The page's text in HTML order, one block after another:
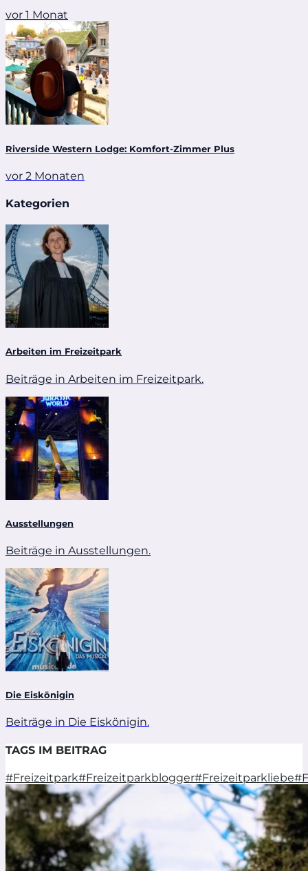
vor 1 Monat
Riverside Western Lodge: Komfort-Zimmer Plus
vor 2 Monaten
Kategorien
Arbeiten im Freizeitpark
Beiträge in Arbeiten im Freizeitpark.
Ausstellungen
Beiträge in Ausstellungen.
Die Eiskönigin
Beiträge in Die Eiskönigin.
TAGS IM BEITRAG
#Freizeitpark#Freizeitparkblogger#Freizeitparkliebe